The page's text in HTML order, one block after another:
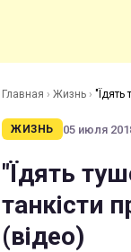
Главная › Жизнь › "Їдять
ЖИЗНЬ 05 июля
"Їдять
танкісти
(відео)